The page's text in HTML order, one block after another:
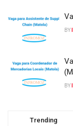
BY
BY
Trending